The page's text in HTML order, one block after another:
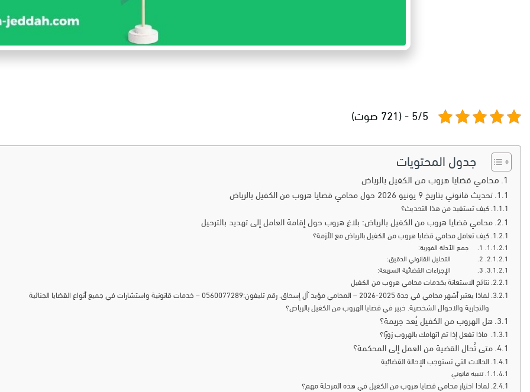
5/5 - (721 صوت)
جدول المحتويات
محامي قضايا هروب من الكفيل بالرياض
تحديث قانوني بتاريخ 9 يونيو 2026 حول محامي قضايا هروب من الكفيل بالرياض
كيف تستفيد من هذا التحديث؟
محامي قضايا هروب من الكفيل بالرياض: بلاغ هروب حول إقامة العامل إلى تهديد بالترحيل
كيف تعامل محامي قضايا هروب من الكفيل بالرياض مع الأزمة؟
1. جمع الأدلة الفورية:
2. التحليل القانوني الدقيق:
3. الإجراءات القضائية السريعة:
نتائج الاستعانة بخدمات محامي هروب من الكفيل
لماذا يعتبر أشهر محامي في جدة 2025-2026 – المحامي مؤيد آل إسحاق. رقم تليفون:0560077289 – خدمات قانونية واستشارات في جميع أنواع القضايا الجنائية
والتجارية والاحوال الشخصية. خبير في قضايا الهروب من الكفيل بالرياض؟
هل الهروب من الكفيل يُعد جريمة؟
ماذا تفعل إذا تم اتهامك بالهروب زورًا؟
متى تُحال القضية من العمل إلى المحكمة؟
الحالات التي تستوجب الإحالة القضائية
تنبيه قانوني
لماذا اختيار محامي قضايا هروب من الكفيل في هذه المرحلة مهم؟